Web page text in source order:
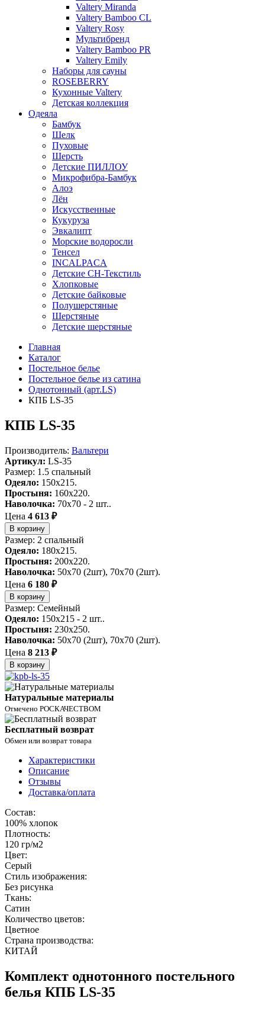
Valtery Miranda
Valtery Bamboo CL
Valtery Rosy
Мультибренд
Valtery Bamboo PR
Valtery Emily
Наборы для сауны
ROSEBERRY
Кухонные Valtery
Детская коллекция
Одеяла
Бамбук
Шелк
Пуховые
Шерсть
Детские ПИЛЛОУ
Микрофибра-Бамбук
Алоэ
Лён
Искусственные
Кукуруза
Эвкалипт
Морские водоросли
Тенсел
INCALPACA
Детские СН-Текстиль
Хлопковые
Детские байковые
Полушерстяные
Шерстяные
Детские шерстяные
Главная
Каталог
Постельное белье
Постельное белье из сатина
Однотонный (арт.LS)
КПБ LS-35
КПБ LS-35
Производитель: Вальтери
Артикул: LS-35
Размер: 1.5 спальный
Одеяло: 150x215.
Простыня: 160x220.
Наволочка: 70x70 - 2 шт..
Цена 4 613 ₽
В корзину
Размер: 2 спальный
Одеяло: 180x215.
Простыня: 200x220.
Наволочка: 50х70 (2шт), 70х70 (2шт).
Цена 6 180 ₽
В корзину
Размер: Семейный
Одеяло: 150x215 - 2 шт..
Простыня: 230x250.
Наволочка: 50х70 (2шт), 70х70 (2шт).
Цена 8 213 ₽
В корзину
Натуральные материалы
Отмечено РОСКАЧЕСТВОМ
Бесплатный возврат
Обмен или возврат товара
Характеристики
Описание
Отзывы
Доставка/оплата
Состав:
100% хлопок
Плотность:
120 гр/м2
Цвет:
Серый
Стиль изображения:
Без рисунка
Ткань:
Сатин
Количество цветов:
Цветное
Страна производства:
КИТАЙ
Комплект однотонного постельного
белья КПБ LS-35